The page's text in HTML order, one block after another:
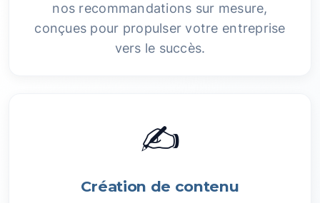
nos recommandations sur mesure,
conçues pour propulser votre entreprise
vers le succès.
✍️
Création de contenu